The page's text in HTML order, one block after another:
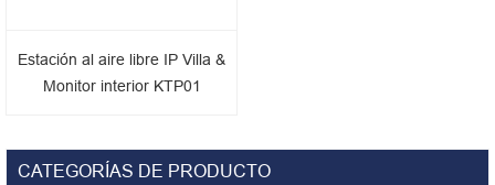
Estación al aire libre IP Villa &
Monitor interior KTP01
CATEGORÍAS DE PRODUCTO